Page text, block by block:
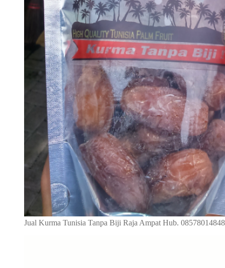
Jual Kurma Tunisia Tanpa Biji Raja Ampat Hub.